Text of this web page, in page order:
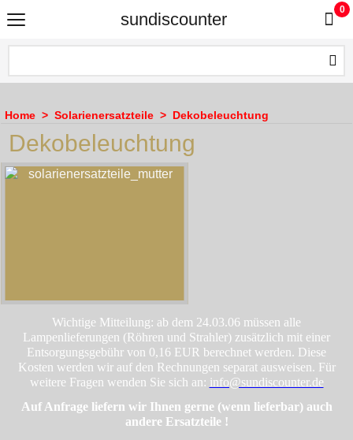
sundiscounter
0
Home > Solarienersatzteile > Dekobeleuchtung
Dekobeleuchtung
Wichtige Mitteilung: ab dem 24.03.06 müssen alle
Lampenlieferungen (Röhren und Strahler) zusätzlich mit einer
Entsorgungsgebühr von 0,16 EUR berechnet werden. Diese
Kosten werden wir auf den Rechnungen separat ausweisen. Für
weitere Fragen wenden Sie sich an: info@sundiscounter.de
Auf Anfrage liefern wir Ihnen gerne (wenn lieferbar) auch
andere Ersatzteile !